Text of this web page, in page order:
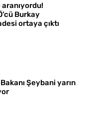
aranıyordu!
Burkay
ortaya çıktı
Şeybani yarın